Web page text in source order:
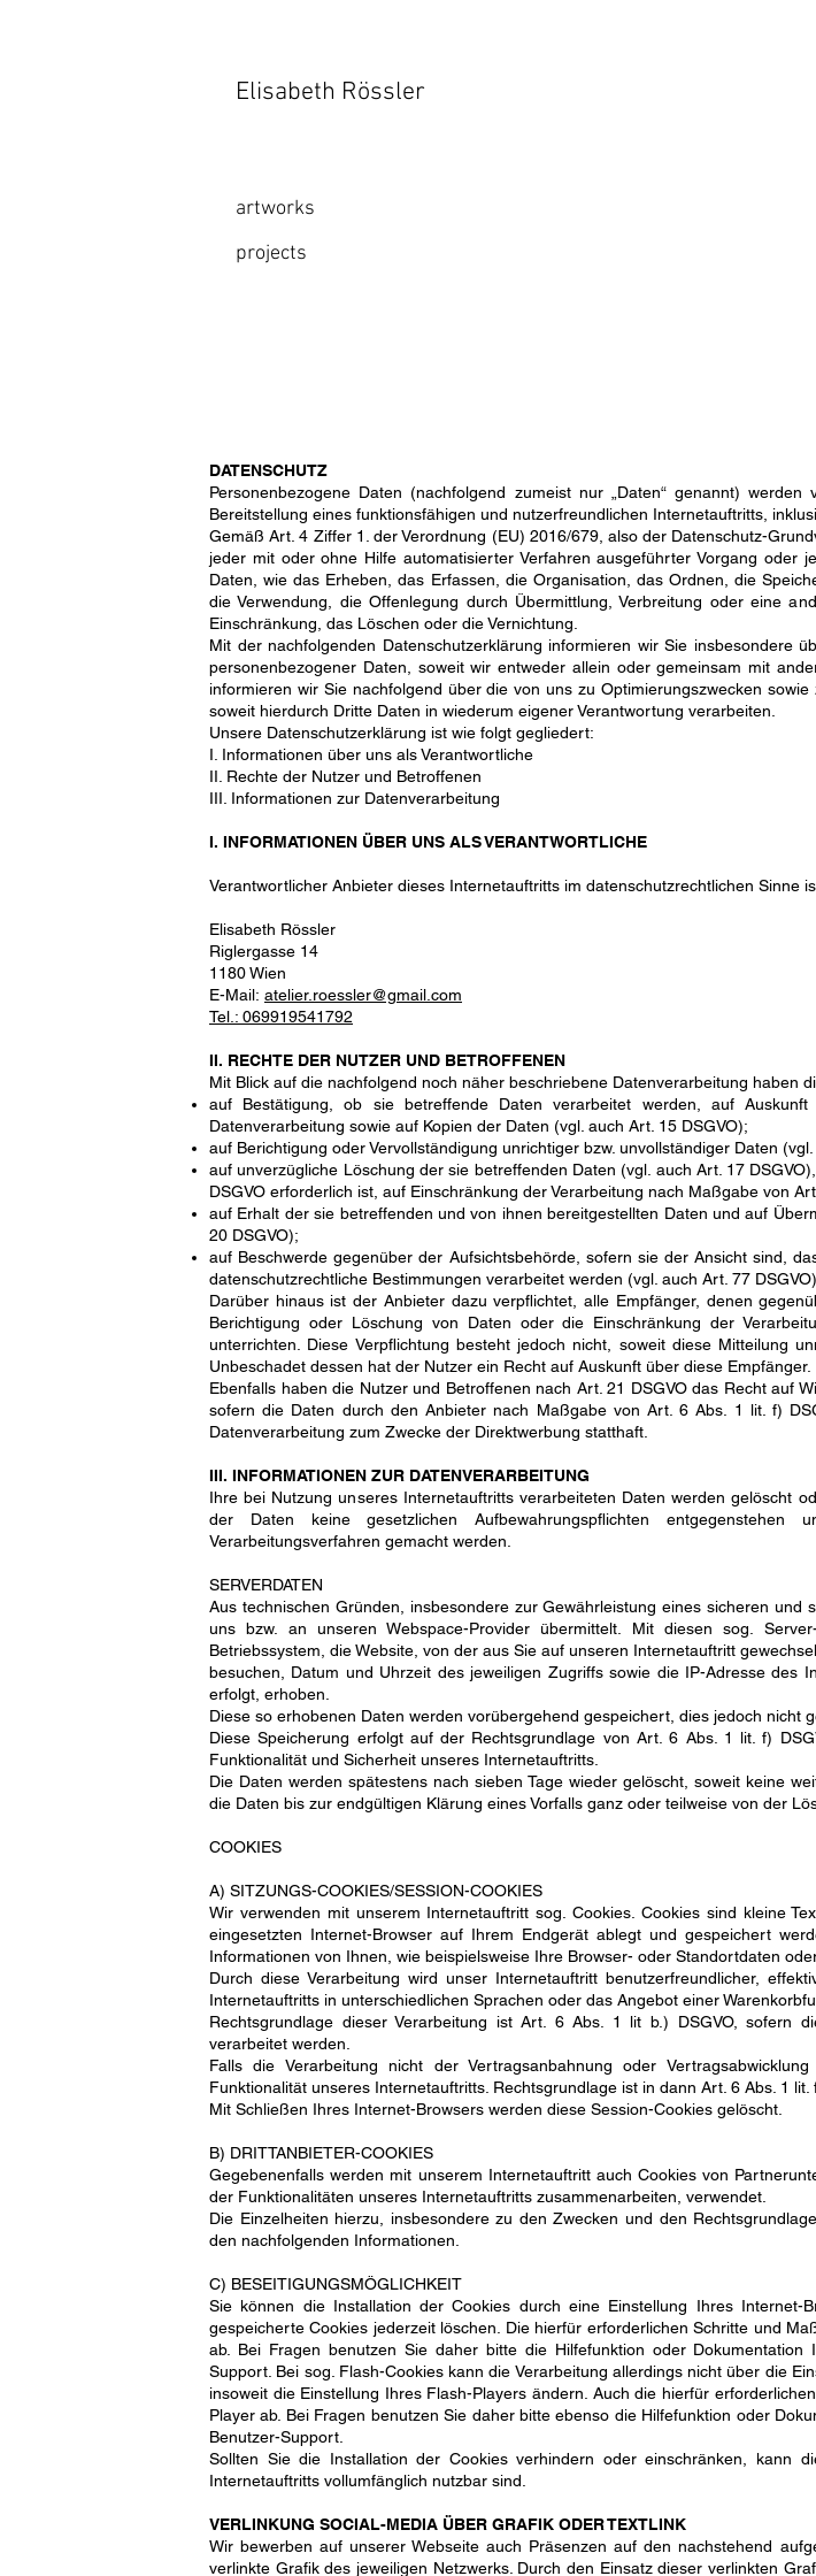
Elisabeth Rössler
DATENSCHUTZ
Personenbezogene Daten (nachfolgend zumeist nur „Daten“ genannt)
Bereitstellung eines funktionsfähigen und nutzerfreundlichen Internetauftritts,
Gemäß Art. 4 Ziffer 1. der Verordnung (EU) 2016/679, also der Datenschutz-
jeder mit oder ohne Hilfe automatisierter Verfahren ausgeführter Vorgang oder
Daten, wie das Erheben, das Erfassen, die Organisation, das Ordnen, die
die Verwendung, die Offenlegung durch Übermittlung, Verbreitung oder eine
Einschränkung, das Löschen oder die Vernichtung.
Mit der nachfolgenden Datenschutzerklärung informieren wir Sie insbesondere
personenbezogener Daten, soweit wir entweder allein oder gemeinsam mit
informieren wir Sie nachfolgend über die von uns zu Optimierungszwecken
soweit hierdurch Dritte Daten in wiederum eigener Verantwortung verarbeiten.
Unsere Datenschutzerklärung ist wie folgt gegliedert:
I. Informationen über uns als Verantwortliche
II. Rechte der Nutzer und Betroffenen
III. Informationen zur Datenverarbeitung
I. INFORMATIONEN ÜBER UNS ALS VERANTWORTLICHE
Verantwortlicher Anbieter dieses Internetauftritts im datenschutzrechtlichen Sinne
Elisabeth Rössler
Riglergasse 14
1180 Wien
E-Mail: atelier.roessler@gmail.com
Tel.: 069919541792
II. RECHTE DER NUTZER UND BETROFFENEN
Mit Blick auf die nachfolgend noch näher beschriebene Datenverarbeitung haben
auf Bestätigung, ob sie betreffende Daten verarbeitet werden, auf
Datenverarbeitung sowie auf Kopien der Daten (vgl. auch Art. 15 DSGVO);
auf Berichtigung oder Vervollständigung unrichtiger bzw. unvollständiger Daten
auf unverzügliche Löschung der sie betreffenden Daten (vgl. auch Art. 17
DSGVO erforderlich ist, auf Einschränkung der Verarbeitung nach Maßgabe von
auf Erhalt der sie betreffenden und von ihnen bereitgestellten Daten und auf
20 DSGVO);
auf Beschwerde gegenüber der Aufsichtsbehörde, sofern sie der Ansicht sind,
datenschutzrechtliche Bestimmungen verarbeitet werden (vgl. auch Art. 77 DSGVO).
Darüber hinaus ist der Anbieter dazu verpflichtet, alle Empfänger, denen
Berichtigung oder Löschung von Daten oder die Einschränkung der
unterrichten. Diese Verpflichtung besteht jedoch nicht, soweit diese Mitteilung
Unbeschadet dessen hat der Nutzer ein Recht auf Auskunft über diese Empfänger.
Ebenfalls haben die Nutzer und Betroffenen nach Art. 21 DSGVO das Recht auf
sofern die Daten durch den Anbieter nach Maßgabe von Art. 6 Abs. 1 lit. f)
Datenverarbeitung zum Zwecke der Direktwerbung statthaft.
III. INFORMATIONEN ZUR DATENVERARBEITUNG
Ihre bei Nutzung unseres Internetauftritts verarbeiteten Daten werden gelöscht
der Daten keine gesetzlichen Aufbewahrungspflichten
Verarbeitungsverfahren gemacht werden.
SERVERDATEN
Aus technischen Gründen, insbesondere zur Gewährleistung eines sicheren
uns bzw. an unseren Webspace-Provider übermittelt. Mit diesen sog.
Betriebssystem, die Website, von der aus Sie auf unseren Internetauftritt
besuchen, Datum und Uhrzeit des jeweiligen Zugriffs sowie die IP-Adresse des
erfolgt, erhoben.
Diese so erhobenen Daten werden vorübergehend gespeichert, dies jedoch nicht
Diese Speicherung erfolgt auf der Rechtsgrundlage von Art. 6 Abs. 1 lit. f)
Funktionalität und Sicherheit unseres Internetauftritts.
Die Daten werden spätestens nach sieben Tage wieder gelöscht, soweit keine
die Daten bis zur endgültigen Klärung eines Vorfalls ganz oder teilweise von der
COOKIES
A) SITZUNGS-COOKIES/SESSION-COOKIES
Wir verwenden mit unserem Internetauftritt sog. Cookies. Cookies sind kleine
eingesetzten Internet-Browser auf Ihrem Endgerät ablegt und gespeichert
Informationen von Ihnen, wie beispielsweise Ihre Browser- oder Standortdaten
Durch diese Verarbeitung wird unser Internetauftritt benutzerfreundlicher,
Internetauftritts in unterschiedlichen Sprachen oder das Angebot einer
Rechtsgrundlage dieser Verarbeitung ist Art. 6 Abs. 1 lit b.) DSGVO, sofern
verarbeitet werden.
Falls die Verarbeitung nicht der Vertragsanbahnung oder
Funktionalität unseres Internetauftritts. Rechtsgrundlage ist in dann Art. 6 Abs. 1 lit.
Mit Schließen Ihres Internet-Browsers werden diese Session-Cookies gelöscht.
B) DRITTANBIETER-COOKIES
Gegebenenfalls werden mit unserem Internetauftritt auch Cookies von
der Funktionalitäten unseres Internetauftritts zusammenarbeiten, verwendet.
Die Einzelheiten hierzu, insbesondere zu den Zwecken und den
den nachfolgenden Informationen.
C) BESEITIGUNGSMÖGLICHKEIT
Sie können die Installation der Cookies durch eine Einstellung Ihres Internet-
gespeicherte Cookies jederzeit löschen. Die hierfür erforderlichen Schritte und
ab. Bei Fragen benutzen Sie daher bitte die Hilfefunktion oder
Support. Bei sog. Flash-Cookies kann die Verarbeitung allerdings nicht über die
insoweit die Einstellung Ihres Flash-Players ändern. Auch die hierfür
Player ab. Bei Fragen benutzen Sie daher bitte ebenso die Hilfefunktion oder
Benutzer-Support.
Sollten Sie die Installation der Cookies verhindern oder einschränken, kann
Internetauftritts vollumfänglich nutzbar sind.
VERLINKUNG SOCIAL-MEDIA ÜBER GRAFIK ODER TEXTLINK
Wir bewerben auf unserer Webseite auch Präsenzen auf den nachstehend
verlinkte Grafik des jeweiligen Netzwerks. Durch den Einsatz dieser verlinkten
artworks
projects